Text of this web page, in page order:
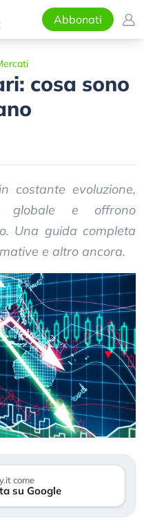
Abbonati
cosa sono
costante evoluzione,
globale e offrono
Una guida completa
e altro ancora.
come
su Google